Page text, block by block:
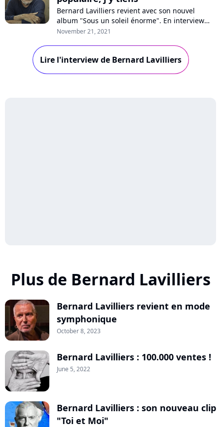
Bernard Lavilliers revient avec son nouvel
album "Sous un soleil énorme". En interview
pour Pure Charts, le chanteur se confie sur ses
sanitaire, son rapport à la politique, à la jeune
génération ou encore au succès. Rencontre
avec un artiste qui se définit autant...
November 21, 2021
Lire l'interview de Bernard Lavilliers
Plus de Bernard Lavilliers
Bernard Lavilliers revient en mode
symphonique
October 8, 2023
Bernard Lavilliers : 100.000 ventes !
June 5, 2022
Bernard Lavilliers : son nouveau clip
"Toi et Moi"